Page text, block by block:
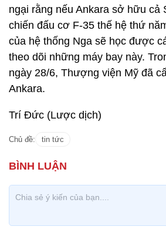
ngại rằng nếu Ankara sở hữu cả
chiến đấu cơ F-35 thế hệ thứ
của hệ thống Nga sẽ học được
theo dõi những máy bay này.
ngày 28/6, Thượng viện Mỹ đã
Ankara.
Trí Đức (Lược dịch)
Chủ đề: tin tức